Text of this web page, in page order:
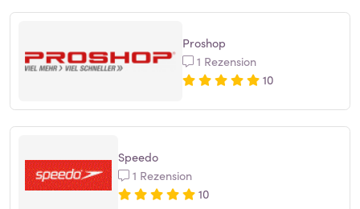
Proshop
1 Rezension
10
Speedo
1 Rezension
10